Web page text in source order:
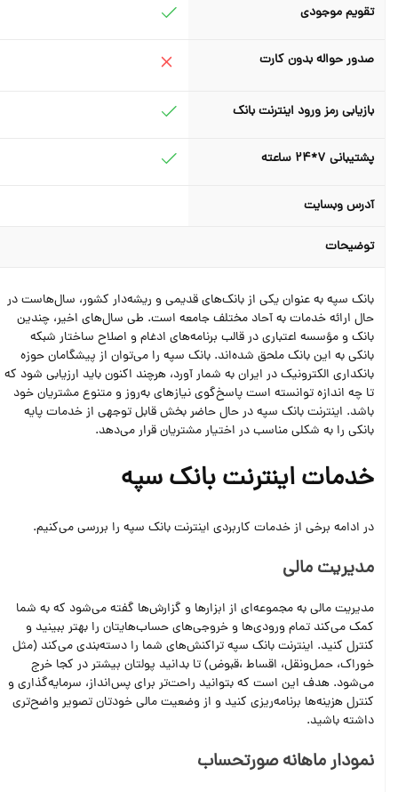
تقویم موجودی
صدور حواله بدون کارت
بازیابی رمز ورود اینترنت بانک
پشتیبانی 7*24 ساعته
آدرس وبسایت
توضیحات
بانک سپه به عنوان یکی از بانک‌های قدیمی و ریشه‌دار کشور، سال‌هاست در
حال ارائه خدمات به آحاد مختلف جامعه است. طی سال‌های اخیر، چندین
بانک و مؤسسه اعتباری در قالب برنامه‌های ادغام و اصلاح ساختار شبکه
بانکی به این بانک ملحق شده‌اند. بانک سپه را می‌توان از پیشگامان حوزه
بانکداری الکترونیک در ایران به شمار آورد، هرچند اکنون باید ارزیابی شود که
تا چه اندازه توانسته است پاسخ‌گوی نیازهای به‌روز و متنوع مشتریان خود
باشد. اینترنت‌ بانک سپه در حال حاضر بخش قابل توجهی از خدمات پایه
بانکی را به شکلی مناسب در اختیار مشتریان قرار می‌دهد.
خدمات اینترنت بانک سپه
در ادامه برخی از خدمات کاربردی اینترنت بانک سپه را بررسی می‌کنیم.
مدیریت مالی
مدیریت مالی به مجموعه‌ای از ابزارها و گزارش‌ها گفته می‌شود که به شما
کمک می‌کند تمام ورودی‌ها و خروجی‌های حساب‌هایتان را بهتر ببینید و
کنترل کنید. اینترنت بانک سپه تراکنش‌های شما را دسته‌بندی می‌کند (مثل
خوراک، حمل‌ونقل، اقساط ،قبوض) تا بدانید پولتان بیشتر در کجا خرج
می‌شود. هدف این است که بتوانید راحت‌تر برای پس‌انداز، سرمایه‌گذاری و
کنترل هزینه‌ها برنامه‌ریزی کنید و از وضعیت مالی خودتان تصویر واضح‌تری
داشته باشید.
نمودار ماهانه صورتحساب